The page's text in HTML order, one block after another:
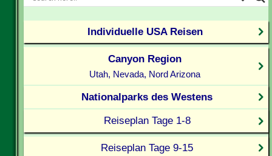
Individuelle USA Reisen
Canyon Region
Utah, Nevada, Nord Arizona
Nationalparks des Westens
Reiseplan Tage 1-8
Reiseplan Tage 9-15